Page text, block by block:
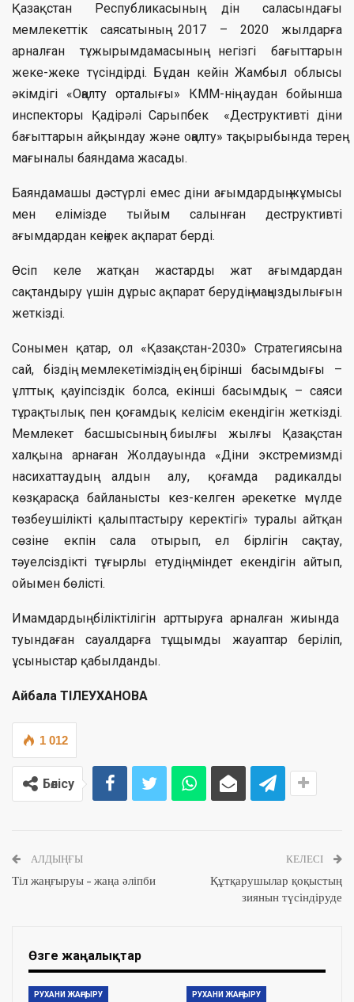
Қазақстан Республикасының дін саласындағы
мемлекеттік саясатының 2017 – 2020 жылдарға
арналған тұжырымдамасының негізгі бағыттарын
жеке-жеке түсіндірді. Бұдан кейін Жамбыл облысы
әкімдігі «Оңалту орталығы» КММ-нің аудан бойынша
инспекторы Қадірәлі Сарыпбек «Деструктивті діни
бағыттарын айқындау және оңалту» тақырыбында терең
мағыналы баяндама жасады.
Баяндамашы дәстүрлі емес діни ағымдардың жұмысы
мен елімізде тыйым салынған деструктивті
ағымдардан кеңірек ақпарат берді.
Өсіп келе жатқан жастарды жат ағымдардан
сақтандыру үшін дұрыс ақпарат берудің маңыздылығын
жеткізді.
Сонымен қатар, ол «Қазақстан-2030» Стра­тегиясына
сай, біздің мемле­кеті­міздің ең бірінші басымдығы –
ұлттық қауіпсіздік болса, екінші басымдық – саяси
тұрақ­ты­лық пен қоғамдық келісім екендігін жеткізді.
Мемлекет басшысының биылғы жылғы Қазақстан
халқына арнаған Жол­да­уында «Діни экстремизмді
насихат­таудың алдын алу, қоғам­да ради­калды
көзқарасқа байла­нысты кез-келген әрекетке мүлде
төзбеу­шілікті қалыптастыру ке­ректігі» туралы айтқан
сөзіне екпін сала отырып, ел бірлігін сақтау,
тәуелсіздікті тұғырлы етудің міндет екендігін айтып,
ойымен бөлісті.
Имамдардың біліктілігін арттыруға арналған жиында
туындаған сауалдарға тұщымды жауаптар беріліп,
ұсыныстар қабылданды.
Айбала ТІЛЕУХАНОВА
1 012
Бөлісу
АЛДЫҢҒЫ
Тіл жаңғыруы – жаңа әліпби
КЕЛЕСІ
Құтқарушылар қоқыстың
зиянын түсіндіруде
Өзге жаңалықтар
РУХАНИ ЖАҢҒЫРУ РУХАНИ ЖАҢҒЫРУ